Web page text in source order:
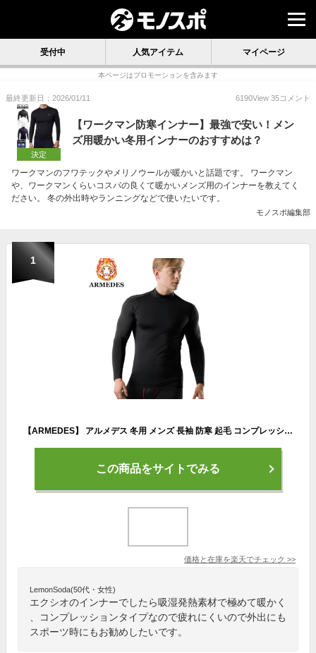
受付中 人気アイテム マイページ
本ページはプロモーションを含みます
最終更新日：2026/01/11 6190View 35コメント
決定
【ワークマン防寒インナー】最強で安い！メン
ズ用暖かい冬用インナーのおすすめは？
ワークマンのフワテックやメリノウールが暖かいと話題です。 ワークマン
や、ワークマンくらいコスパの良くて暖かいメンズ用のインナーを教えてく
ださい。 冬の外出時やランニングなどで使いたいです。
モノスポ編集部
1
【ARMEDES】 アルメデス 冬用 メンズ 長袖 防寒 起毛 コンプレッションインナー タートルネック ハイネック 加圧シャツ 伸縮性 吸汗速乾 スポーツインナー テックフィット メンズ 長袖 UVカット 紫外線対策 通気性 速乾性 送料無料 M-2XL 全3色 AR25
この商品をサイトでみる
価格と在庫を楽天でチェック >>
LemonSoda(50代・女性)
エクシオのインナーでしたら吸湿発熱素材で極めて暖かく
、コンプレッションタイプなので疲れにくいので外出にも
スポーツ時にもお勧めしたいです。